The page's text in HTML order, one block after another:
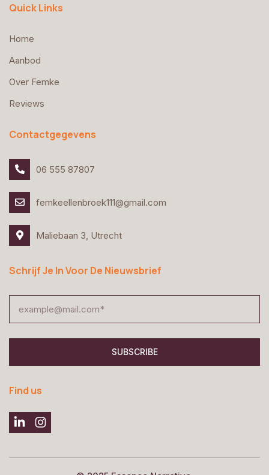
Quick Links
Home
Aanbod
Over Femke
Reviews
Contactgegevens
06 555 87807
femkeellenbroek111@gmail.com
Maliebaan 3, Utrecht
Schrijf Je In Voor De Nieuwsbrief
SUBSCRIBE
Find us